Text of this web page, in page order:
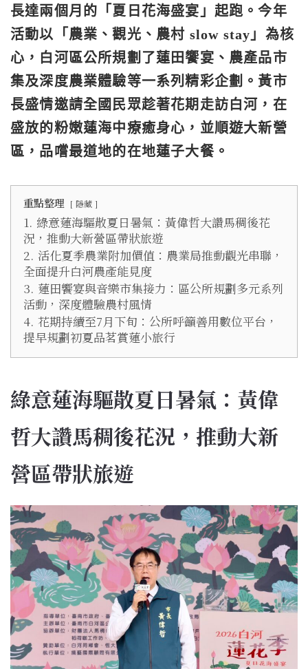
長達兩個月的「夏日花海盛宴」起跑。今年
活動以「農業、觀光、農村 slow stay」為核
心，白河區公所規劃了蓮田饗宴、農產品市
集及深度農業體驗等一系列精彩企劃。黃市
長盛情邀請全國民眾趁著花期走訪白河，在
盛放的粉嫩蓮海中療癒身心，並順遊大新營
區，品嚐最道地的在地蓮子大餐。
重點整理 隱藏
1. 綠意蓮海驅散夏日暑氣：黃偉哲大讚馬稠後花
況，推動大新營區帶狀旅遊
2. 活化夏季農業附加價值：農業局推動觀光串聯，
全面提升白河農產能見度
3. 蓮田饗宴與音樂市集接力：區公所規劃多元系列
活動，深度體驗農村風情
4. 花期持續至7月下旬：公所呼籲善用數位平台，
提早規劃初夏品茗賞蓮小旅行
綠意蓮海驅散夏日暑氣：黃偉
哲大讚馬稠後花況，推動大新
營區帶狀旅遊